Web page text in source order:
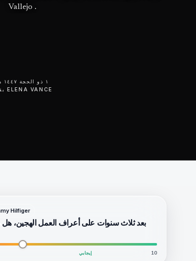
Vallejo .
١ ذو الحجة ١٤٤٧ هـ
ELENA VANCE
Hilfiger
بعد ثلاث سنوات على أعراف العمل الهجين،
إيجابي 10